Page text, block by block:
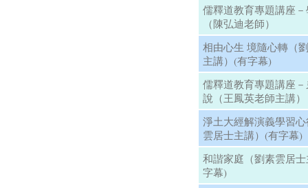
儒釋道教育專題講座
（陳弘迪老師）
相由心生 境隨心轉（
主講）(有字幕)
儒釋道教育專題講座
說（王鳳英老師主講）
淨土大經解演義學習
雲居士主講）(有字幕)
和諧家庭（劉素雲居
字幕)